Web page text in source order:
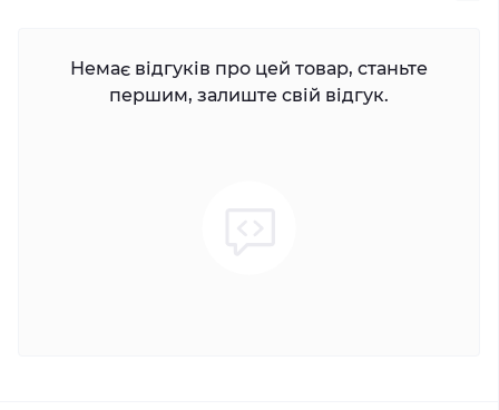
Немає відгуків про цей товар, станьте
першим, залиште свій відгук.